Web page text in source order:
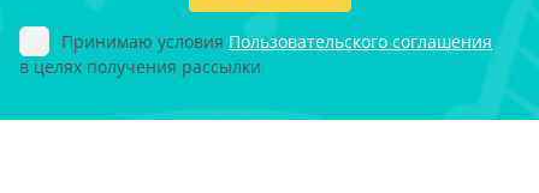
Принимаю условия Пользовательского соглашения
в целях получения рассылки